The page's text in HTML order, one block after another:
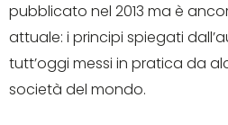
pubblicato nel 2013 ma è
attuale: i principi spiegati
tutt’oggi messi in pratica da
società del mondo.